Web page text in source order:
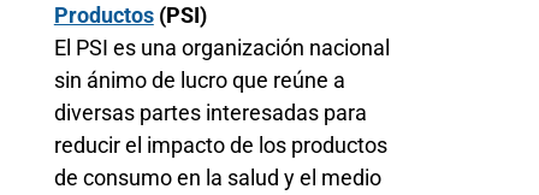
Productos(PSI)
El PSI es una organización nacional
sin ánimo de lucro que reúne a
diversas partes interesadas para
reducir el impacto de los productos
de consumo en la salud y el medio